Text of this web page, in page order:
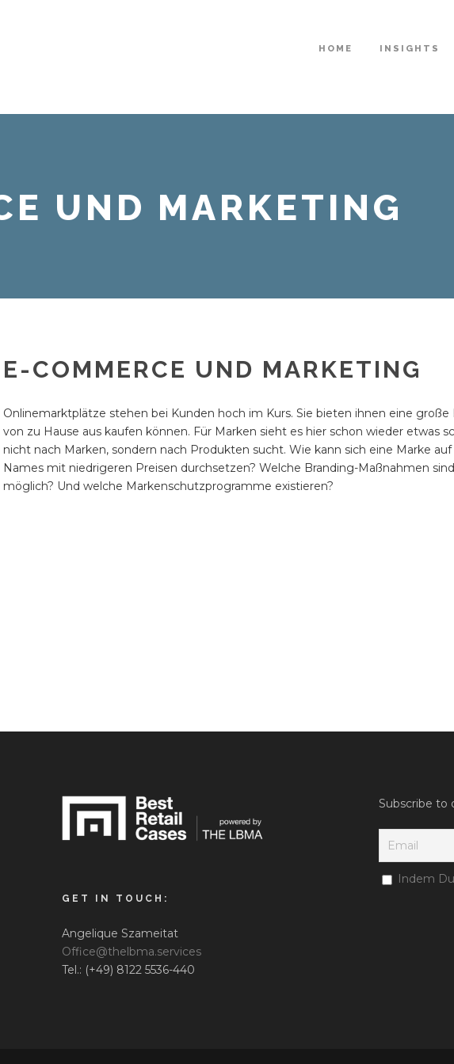
HOME INSIGHTS
UND MARKETING
E-COMMERCE UND MARKETING
Onlinemarktplätze stehen bei Kunden hoch im Kurs. Sie bieten ihnen eine
von zu Hause aus kaufen können. Für Marken sieht es hier schon wieder etwas
nicht nach Marken, sondern nach Produkten sucht. Wie kann sich eine Marke
Names mit niedrigeren Preisen durchsetzen? Welche Branding-Maßnahmen
möglich? Und welche Markenschutzprogramme existieren?
GET IN TOUCH:
Angelique Szameitat
Office@thelbma.services
Tel.: (+49) 8122 5536-440
Subscribe to
Indem